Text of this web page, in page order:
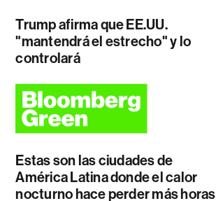
Trump afirma que EE.UU.
"mantendrá el estrecho" y lo
controlará
Estas son las ciudades de
América Latina donde el calor
nocturno hace perder más horas